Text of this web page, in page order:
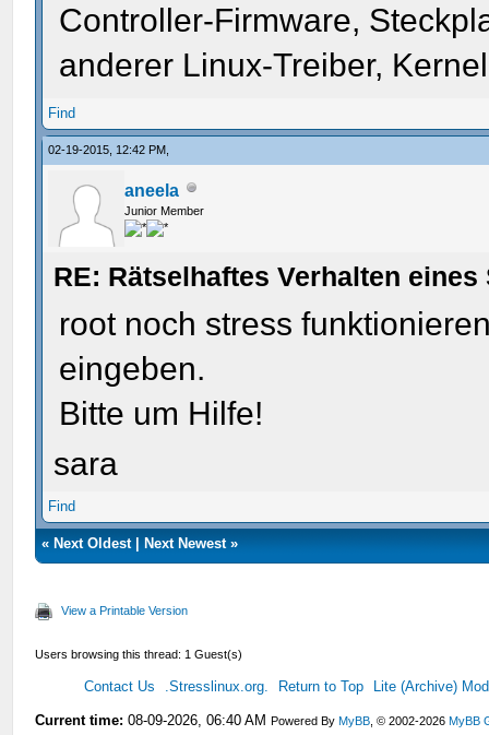
Controller-Firmware,
anderer Linux-Treiber,
Find
02-19-2015, 12:42 PM,
aneela
Junior Member
RE: Rätselhaftes Verhalten
root noch stress
eingeben.
Bitte um Hilfe!
sara
Find
«Next Oldest|Next Newest»
View a Printable Version
Users browsing this thread: 1 Guest(s)
Contact Us .Stresslinux.org. Return to Top Lite (Archive)
Current time: 08-09-2026, 06:40 AM Powered ByMyBB , © 2002-2026MyBB